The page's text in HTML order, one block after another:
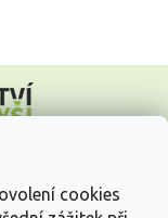
cookies